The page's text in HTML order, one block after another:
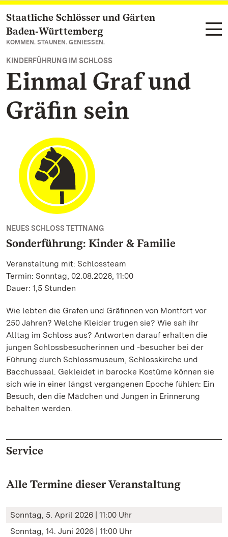
Zum Hauptinhalt springen
Staatliche Schlösser und Gärten
Baden‑Württemberg
KOMMEN. STAUNEN. GENIESSEN.
KINDERFÜHRUNG IM SCHLOSS
Einmal Graf und
Gräfin sein
NEUES SCHLOSS TETTNANG
Sonderführung: Kinder & Familie
Veranstaltung mit: Schlossteam
Termin: Sonntag, 02.08.2026, 11:00
Dauer: 1,5 Stunden
Wie lebten die Grafen und Gräfinnen von Montfort vor
250 Jahren? Welche Kleider trugen sie? Wie sah ihr
Alltag im Schloss aus? Antworten darauf erhalten die
jungen Schlossbesucherinnen und -besucher bei der
Führung durch Schlossmuseum, Schlosskirche und
Bacchussaal. Gekleidet in barocke Kostüme können sie
sich wie in einer längst vergangenen Epoche fühlen: Ein
Besuch, den die Mädchen und Jungen in Erinnerung
behalten werden.
Service
Alle Termine dieser Veranstaltung
Sonntag, 5. April 2026 | 11:00 Uhr
Sonntag, 14. Juni 2026 | 11:00 Uhr